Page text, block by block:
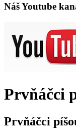
Náš Youtube
Prvňáčci
Prvňáčci